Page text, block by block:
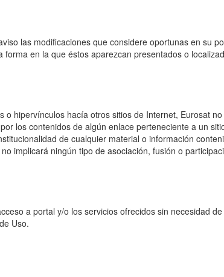
las modificaciones que considere oportunas en su
en la que éstos aparezcan presentados o
o hipervínculos hacía otros sitios de Internet, Eurosat
los contenidos de algún enlace perteneciente a un
de cualquier material o información
implicará ningún tipo de asociación, fusión o
a portal y/o los servicios ofrecidos sin necesidad
Uso.